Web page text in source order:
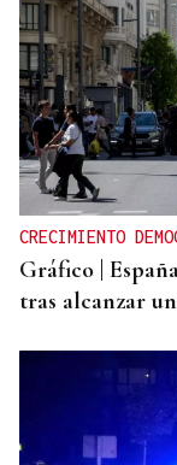
CRECIMIENTO
Gráfico |
tras alcanzar